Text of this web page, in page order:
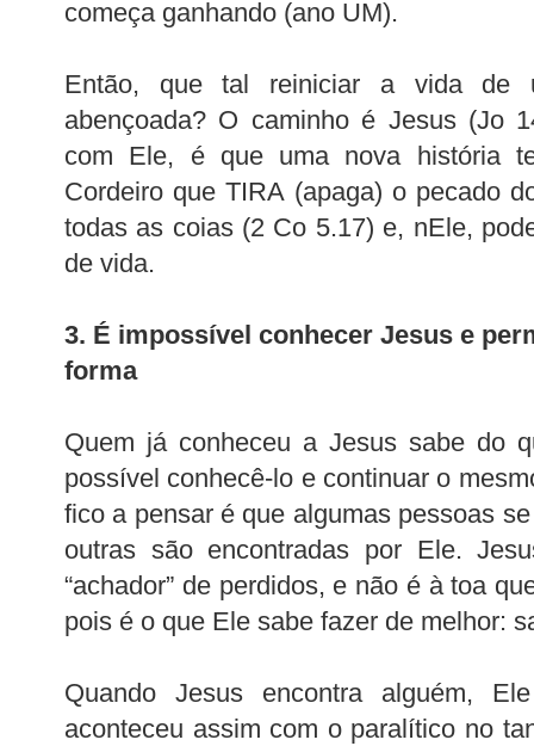
começa ganhando (ano UM).
Então, que tal reiniciar a vida de
abençoada? O caminho é Jesus (Jo
com Ele, é que uma nova história
Cordeiro que TIRA (apaga) o pecado
todas as coias (2 Co 5.17) e, nEle,
de vida.
3. É impossível conhecer Jesus e
forma
Quem já conheceu a Jesus sabe do
possível conhecê-lo e continuar o
fico a pensar é que algumas pessoas
outras são encontradas por Ele.
“achador” de perdidos, e não é à toa
pois é o que Ele sabe fazer de melhor:
Quando Jesus encontra alguém,
aconteceu assim com o paralítico no